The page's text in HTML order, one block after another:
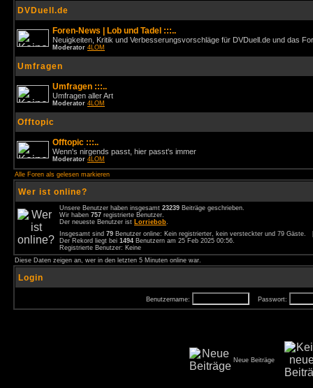
DVDuell.de
Foren-News | Lob und Tadel :::..
Neuigkeiten, Kritik und Verbesserungsvorschläge für DVDuell.de und das
Moderator 4LOM
Umfragen
Umfragen :::..
Umfragen aller Art
Moderator 4LOM
Offtopic
Offtopic :::..
Wenn's nirgends passt, hier passt's immer
Moderator 4LOM
Alle Foren als gelesen markieren
Wer ist online?
Unsere Benutzer haben insgesamt 23239 Beiträge geschrieben.
Wir haben 757 registrierte Benutzer.
Der neueste Benutzer ist Lorriebob.
Insgesamt sind 79 Benutzer online: Kein registrierter, kein versteckter und 79
Der Rekord liegt bei 1494 Benutzern am 25 Feb 2025 00:56.
Registrierte Benutzer: Keine
Diese Daten zeigen an, wer in den letzten 5 Minuten online war.
Login
Benutzername: Passwort:
Neue Beiträge